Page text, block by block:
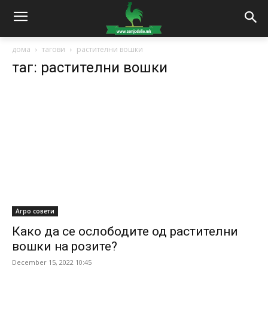
дома тагови растителни вошки
таг: растителни вошки
Агро совети
Како да се ослободите од растителни
вошки на розите?
December 15, 2022 10:45